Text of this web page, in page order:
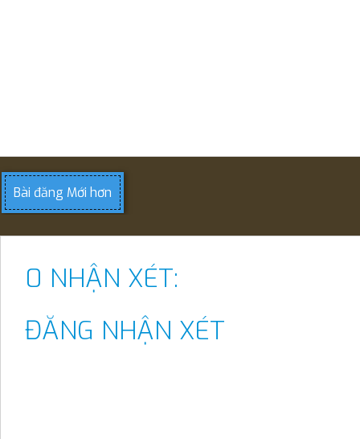
Bài đăng Mới hơn
0 NHẬN XÉT:
ĐĂNG NHẬN XÉT